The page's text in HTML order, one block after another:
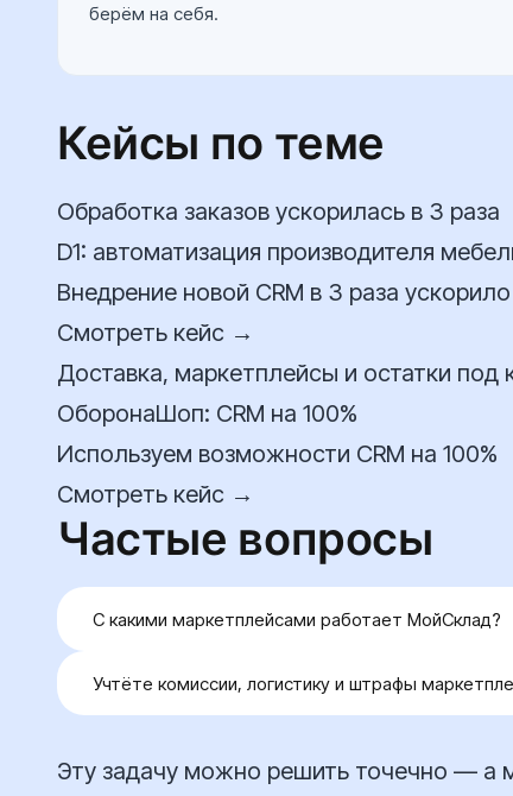
берём на себя.
Кейсы по теме
Обработка заказов ускорилась в 3 раза
D1: автоматизация производителя
Внедрение новой CRM в 3 раза
Смотреть кейс →
Доставка, маркетплейсы и остатки под
ОборонаШоп: CRM на 100%
Используем возможности CRM на 100%
Смотреть кейс →
Частые вопросы
С какими маркетплейсами работает МойСклад?
Ozon и Wildberries. Если по вашей площадке
задачу через дополнительные инструменты
Учтёте комиссии, логистику и штрафы
Эту задачу можно решить точечно — а